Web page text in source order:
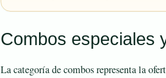
Combos especiales
La categoría de combos representa la